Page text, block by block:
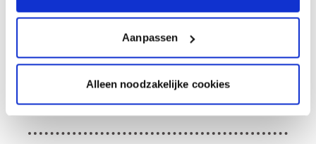
Aanpassen
Alleen noodzakelijke cookies
Options de livraison
Commandé en semaine (lu-ve), livré dans les 2 à 3
Retrait en magasin
Comment utiliser?